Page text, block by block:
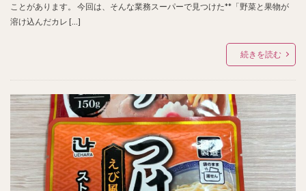
ことがあります。 今回は、そんな業務スーパーで見つけた**「野菜と果物が
溶け込んだカレ […]
続きを読む